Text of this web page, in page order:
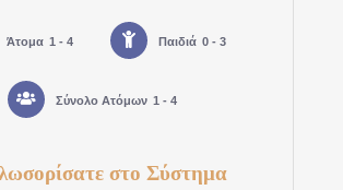
Άτομα 1 - 4 Παιδιά 0 - 3
Σύνολο Ατόμων 1 - 4
στο Σύστημα